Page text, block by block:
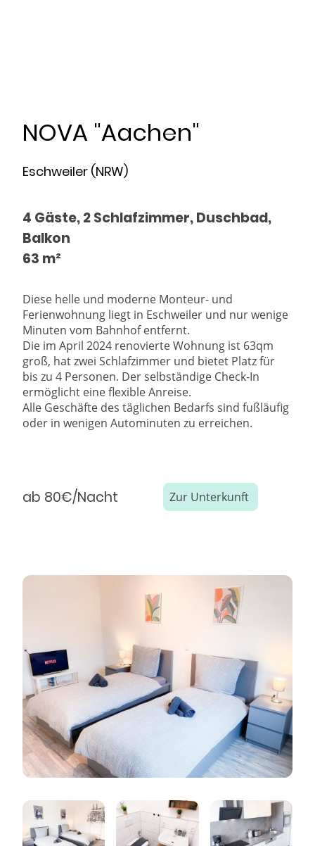
NOVA "Aachen"
Eschweiler (NRW)
4 Gäste, 2 Schlafzimmer, Duschbad,
Balkon
63 m²
Diese helle und moderne Monteur- und
Ferienwohnung liegt in Eschweiler und nur wenige
Minuten vom Bahnhof entfernt.
Die im April 2024 renovierte Wohnung ist 63qm
groß, hat zwei Schlafzimmer und bietet Platz für
bis zu 4 Personen. Der selbständige Check-In
ermöglicht eine flexible Anreise.
Alle Geschäfte des täglichen Bedarfs sind fußläufig
oder in wenigen Autominuten zu erreichen.
ab 80€/Nacht Zur Unterkunft